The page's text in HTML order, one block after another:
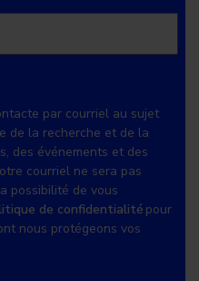
par courriel au sujet
de la recherche et de la
des événements et des
courriel ne sera pas
possibilité de vous
de confidentialité pour
nous protégeons vos